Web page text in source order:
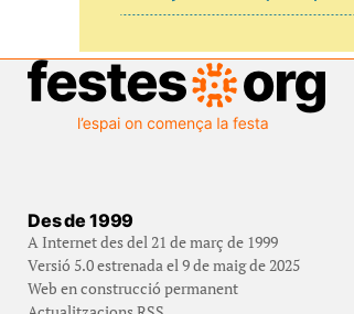
Des de 1999
A Internet des del 21 de març de 1999
Versió 5.0 estrenada el 9 de maig de 2025
Web en construcció permanent